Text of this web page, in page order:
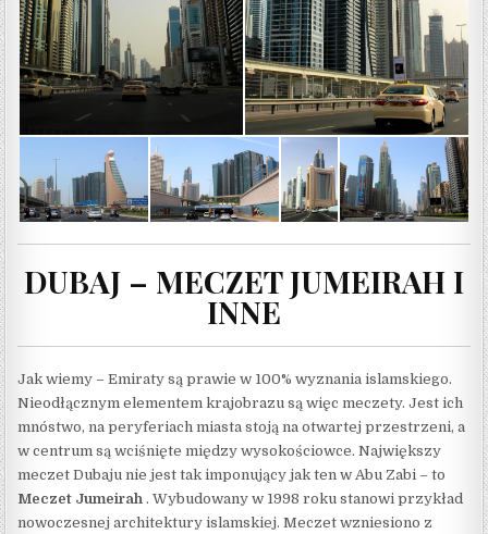
DUBAJ – MECZET JUMEIRAH I
INNE
Jak wiemy – Emiraty są prawie w 100% wyznania islamskiego.
Nieodłącznym elementem krajobrazu są więc meczety. Jest ich
mnóstwo, na peryferiach miasta stoją na otwartej przestrzeni, a
w centrum są wciśnięte między wysokościowce. Największy
meczet Dubaju nie jest tak imponujący jak ten w Abu Zabi – to
Meczet Jumeirah . Wybudowany w 1998 roku stanowi przykład
nowoczesnej architektury islamskiej. Meczet wzniesiono z